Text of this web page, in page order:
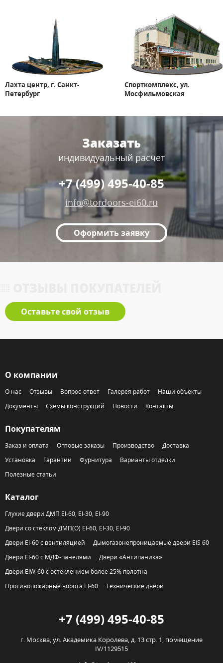
Лахта центр, г. Санкт-
Петербург
Спорткомплекс, ул.
Мосфильмовская
Заказать
индивидуальный расчет
Оформить заявку
+7 (499) 495-40-85
info@tordoors-ei60.ru
Оставьте свой отзыв
О компании
О нас Отзывы Вопрос-ответ Галерея работ
Наши объекты
Документы
Схемы конструкций Новости Контакты
Покупателям
Заказ и оплата Оптовые заказы Производство
Доставка
Установка
Гарантии Фурнитура
Варианты отделки
Полезные статьи
Каталог
Глухие двери ДМП EI-60, EI-30, EI-90
Двери со стеклом ДМП(О) EI-60, EI-30, EI-90
Двери EI-60 с вентиляцией
Дымогазонепроницаемые двери EIS 60
Двери EI-60 с МДФ-панелями
Двери «Антипаника»
Двери EIW-60 с остеклением более 25% полотна
Противопожарные ворота EI-60
Технические двери
+7 (499) 495-40-85
г. Москва, ул. Академика Королева, д. 13 стр. 1, помещение
IV/1129515